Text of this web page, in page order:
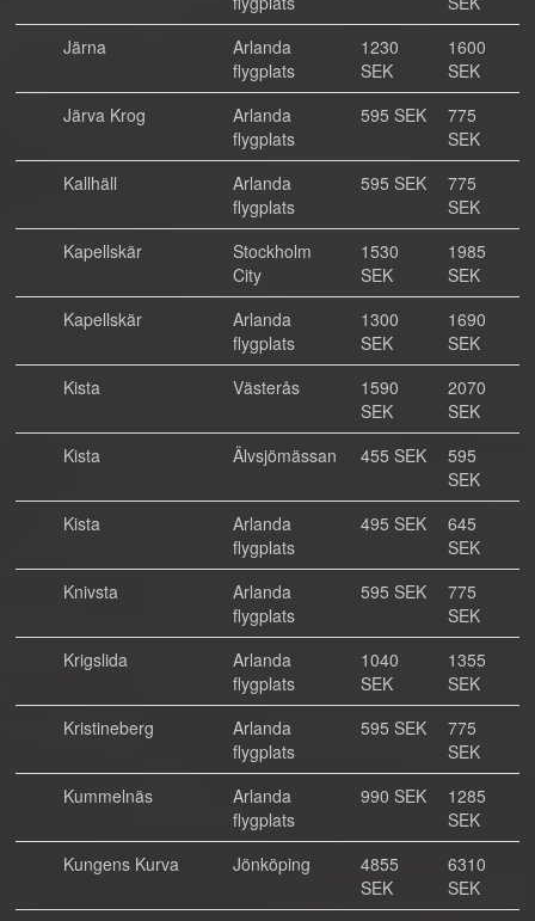
Järna
Arlanda
flygplats
1230
SEK
1600
SEK
Järva Krog
Arlanda
flygplats
595 SEK
775
SEK
Kallhäll
Arlanda
flygplats
595 SEK
775
SEK
Kapellskär
Stockholm
City
1530
SEK
1985
SEK
Kapellskär
Arlanda
flygplats
1300
SEK
1690
SEK
Kista
Västerås
1590
SEK
2070
SEK
Kista
Älvsjömässan 455 SEK
595
SEK
Kista
Arlanda
flygplats
495 SEK
645
SEK
Knivsta
Arlanda
flygplats
595 SEK
775
SEK
Krigslida
Arlanda
flygplats
1040
SEK
1355
SEK
Kristineberg
Arlanda
flygplats
595 SEK
775
SEK
Kummelnäs
Arlanda
flygplats
990 SEK
1285
SEK
Kungens Kurva
Jönköping
4855
SEK
6310
SEK